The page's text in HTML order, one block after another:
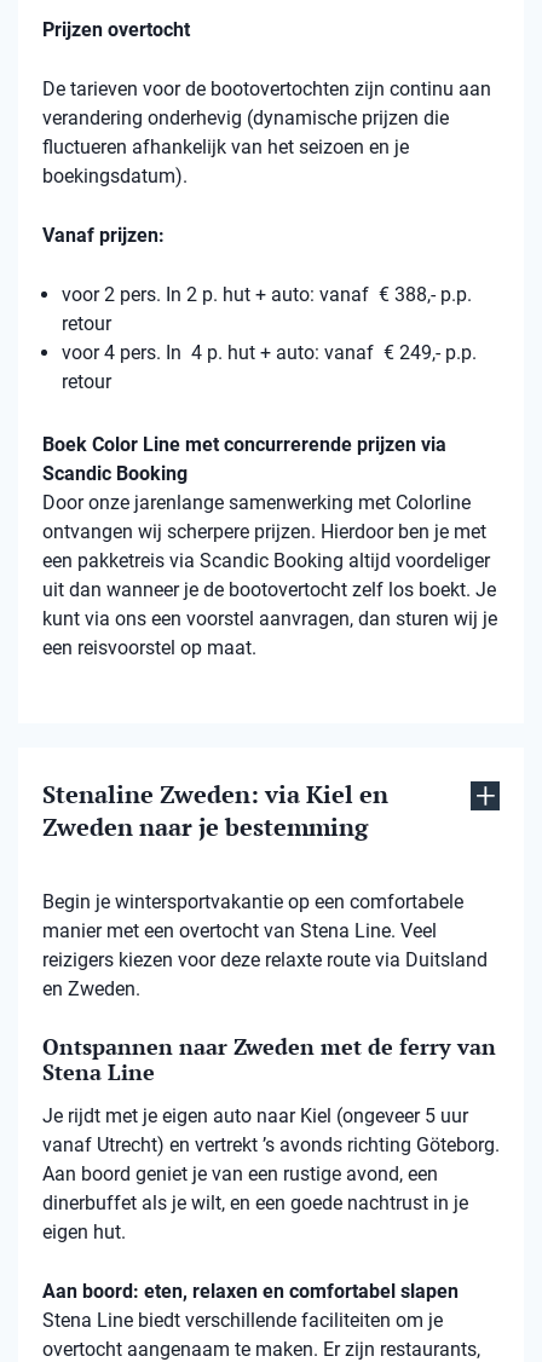
Prijzen overtocht
De tarieven voor de bootovertochten zijn continu aan
verandering onderhevig (dynamische prijzen die
fluctueren afhankelijk van het seizoen en je
boekingsdatum).
Vanaf prijzen:
voor 2 pers. In 2 p. hut + auto: vanaf € 388,- p.p.
retour
voor 4 pers. In 4 p. hut + auto: vanaf € 249,- p.p.
retour
Boek Color Line met concurrerende prijzen via
Scandic Booking
Door onze jarenlange samenwerking met Colorline
ontvangen wij scherpere prijzen. Hierdoor ben je met
een pakketreis via Scandic Booking altijd voordeliger
uit dan wanneer je de bootovertocht zelf los boekt. Je
kunt via ons een voorstel aanvragen, dan sturen wij je
een reisvoorstel op maat.
Stenaline Zweden: via Kiel en
Zweden naar je bestemming
Begin je wintersportvakantie op een comfortabele
manier met een overtocht van Stena Line. Veel
reizigers kiezen voor deze relaxte route via Duitsland
en Zweden.
Ontspannen naar Zweden met de ferry van
Stena Line
Je rijdt met je eigen auto naar Kiel (ongeveer 5 uur
vanaf Utrecht) en vertrekt ’s avonds richting Göteborg.
Aan boord geniet je van een rustige avond, een
dinerbuffet als je wilt, en een goede nachtrust in je
eigen hut.
Aan boord: eten, relaxen en comfortabel slapen
Stena Line biedt verschillende faciliteiten om je
overtocht aangenaam te maken. Er zijn restaurants,